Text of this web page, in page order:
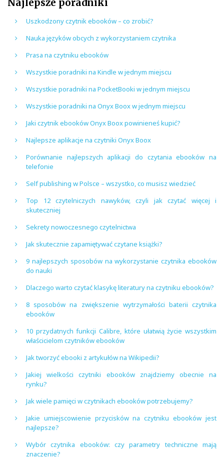
Najlepsze poradniki
Uszkodzony czytnik ebooków – co zrobić?
Nauka języków obcych z wykorzystaniem czytnika
Prasa na czytniku ebooków
Wszystkie poradniki na Kindle w jednym miejscu
Wszystkie poradniki na PocketBooki w jednym miejscu
Wszystkie poradniki na Onyx Boox w jednym miejscu
Jaki czytnik ebooków Onyx Boox powinieneś kupić?
Najlepsze aplikacje na czytniki Onyx Boox
Porównanie najlepszych aplikacji do czytania ebooków na
telefonie
Self publishing w Polsce – wszystko, co musisz wiedzieć
Top 12 czytelniczych nawyków, czyli jak czytać więcej i
skuteczniej
Sekrety nowoczesnego czytelnictwa
Jak skutecznie zapamiętywać czytane książki?
9 najlepszych sposobów na wykorzystanie czytnika ebooków
do nauki
Dlaczego warto czytać klasykę literatury na czytniku ebooków?
8 sposobów na zwiększenie wytrzymałości baterii czytnika
ebooków
10 przydatnych funkcji Calibre, które ułatwią życie wszystkim
właścicielom czytników ebooków
Jak tworzyć ebooki z artykułów na Wikipedii?
Jakiej wielkości czytniki ebooków znajdziemy obecnie na
rynku?
Jak wiele pamięci w czytnikach ebooków potrzebujemy?
Jakie umiejscowienie przycisków na czytniku ebooków jest
najlepsze?
Wybór czytnika ebooków: czy parametry techniczne mają
znaczenie?